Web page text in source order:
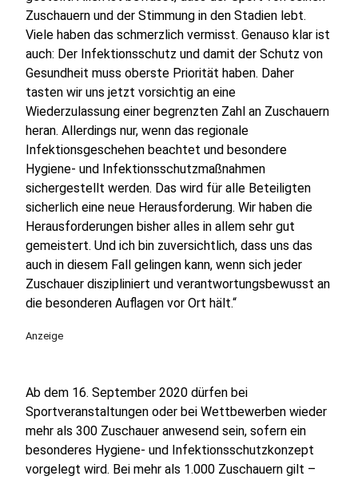
Zuschauern und der Stimmung in den Stadien lebt.
Viele haben das schmerzlich vermisst. Genauso klar ist
auch: Der Infektionsschutz und damit der Schutz von
Gesundheit muss oberste Priorität haben. Daher
tasten wir uns jetzt vorsichtig an eine
Wiederzulassung einer begrenzten Zahl an Zuschauern
heran. Allerdings nur, wenn das regionale
Infektionsgeschehen beachtet und besondere
Hygiene- und Infektionsschutzmaßnahmen
sichergestellt werden. Das wird für alle Beteiligten
sicherlich eine neue Herausforderung. Wir haben die
Herausforderungen bisher alles in allem sehr gut
gemeistert. Und ich bin zuversichtlich, dass uns das
auch in diesem Fall gelingen kann, wenn sich jeder
Zuschauer diszipliniert und verantwortungsbewusst an
die besonderen Auflagen vor Ort hält.“
Anzeige
Ab dem 16. September 2020 dürfen bei
Sportveranstaltungen oder bei Wettbewerben wieder
mehr als 300 Zuschauer anwesend sein, sofern ein
besonderes Hygiene- und Infektionsschutzkonzept
vorgelegt wird. Bei mehr als 1.000 Zuschauern gilt –